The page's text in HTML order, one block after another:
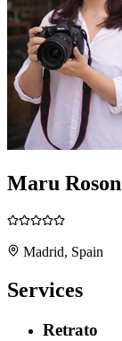
Maru Roson
Madrid, Spain
Services
Retrato